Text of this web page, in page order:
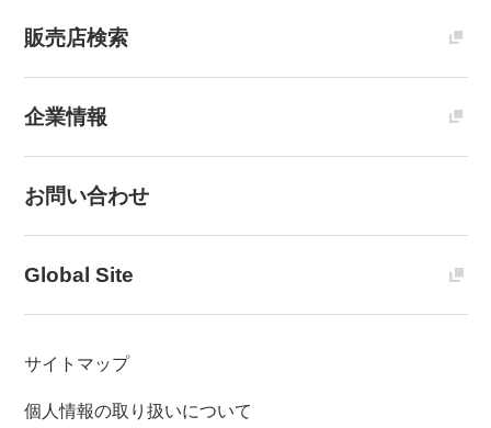
販売店検索
企業情報
お問い合わせ
Global Site
サイトマップ
個人情報の取り扱いについて